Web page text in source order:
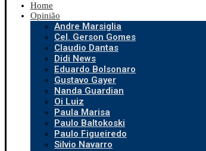
Home
Opinião
Andre Marsiglia
Cel. Gerson Gomes
Claudio Dantas
Didi News
Eduardo Bolsonaro
Gustavo Gayer
Nanda Guardian
Oi Luiz
Paula Marisa
Paulo Baltokoski
Paulo Figueiredo
Silvio Navarro